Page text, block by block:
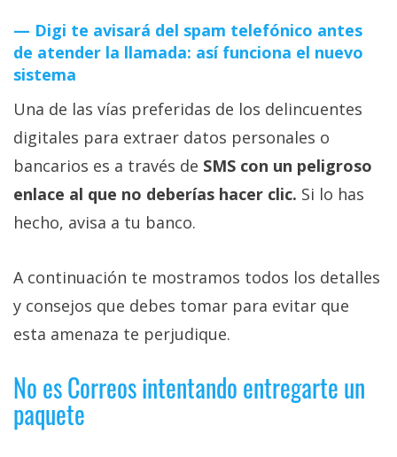
Sistemas
operativos
Profesional
+
Más
temas
Sorteos
Foros
/
Sobre
nosotros
Digi te avisará del spam telefónico antes
de atender la llamada: así funciona el nuevo
sistema
Una de las vías preferidas de los delincuentes
digitales para extraer datos personales o
bancarios es a través de SMS con un peligroso
enlace al que no deberías hacer clic. Si lo has
hecho, avisa a tu banco.
A continuación te mostramos todos los detalles
y consejos que debes tomar para evitar que
esta amenaza te perjudique.
No es Correos intentando entregarte un
paquete